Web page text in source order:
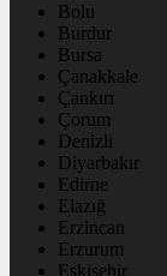
Bolu
Burdur
Bursa
Çanakkale
Çankırı
Çorum
Denizli
Diyarbakır
Edirne
Elazığ
Erzincan
Erzurum
Eskişehir